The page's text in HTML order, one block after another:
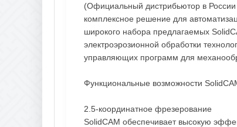
(Официальный дистрибьютор в
комплексное решение для
широкого набора предлагаемых
электроэрозионной обработки
управляющих программ для
Функциональные возможности
2.5-координатное фрезерование
SolidCAM обеспечивает высокую